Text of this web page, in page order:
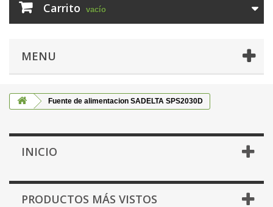
Carrito vacío
MENU
Fuente de alimentacion SADELTA SPS2030D
INICIO
PRODUCTOS MÁS VISTOS